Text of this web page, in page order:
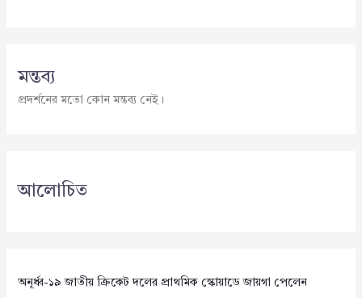
মন্তব্য
প্রদর্শনের মতো কোন মন্তব্য নেই।
আলোচিত
অনূর্ধ্ব-১৯ জাতীয় ক্রিকেট দলের প্রাথমিক স্কোয়াডে জায়গা পেলেন